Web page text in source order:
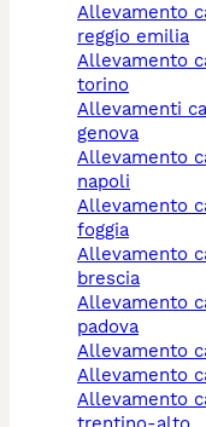
allevamento cani
reggio emilia
allevamento cani
torino
allevamenti cani a
genova
allevamento cani
napoli
allevamento cani
foggia
allevamento cani
brescia
allevamento cani
padova
allevamento
allevamento
allevamento cani